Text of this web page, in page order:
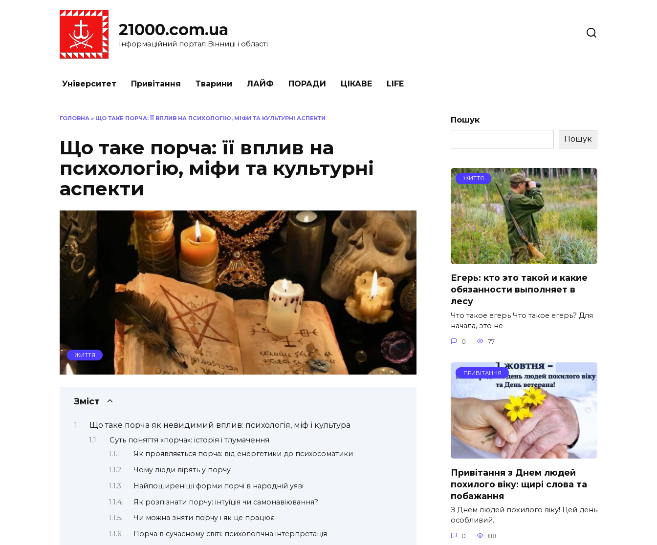
21000.com.ua
Інформаційний портал Вінниці і області
Університет Привітання Тварини ЛАЙФ ПОРАДИ ЦІКАВЕ LIFE
ГОЛОВНА » ЩО ТАКЕ ПОРЧА: ЇЇ ВПЛИВ НА ПСИХОЛОГІЮ, МІФИ ТА КУЛЬТУРНІ АСПЕКТИ
Що таке порча: її вплив на
психологію, міфи та культурні
аспекти
ЖИТТЯ
Зміст
Що таке порча як невидимий вплив: психологія, міф і культура
Суть поняття «порча»: історія і тлумачення
Як проявляється порча: від енергетики до психосоматики
Чому люди вірять у порчу
Найпоширеніші форми порчі в народній уяві
Як розпізнати порчу: інтуїція чи самонавіювання?
Чи можна зняти порчу і як це працює
Порча в сучасному світі: психологічна інтерпретація
Пошук
Пошук
ЖИТТЯ
Егерь: кто это такой и какие
обязанности выполняет в
лесу
Что такое егерь Что такое егерь? Для
начала, это не
0 77
ПРИВІТАННЯ
Привітання з Днем людей
похилого віку: щирі слова та
побажання
З Днем людей похилого віку! Цей день
особливий.
0 88